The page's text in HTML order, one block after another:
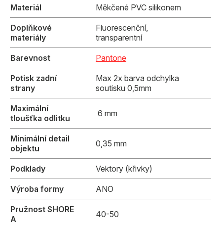
Materiál Měkčené PVC silikonem
Doplňkové
materiály
Fluorescenční,
transparentní
Barevnost Pantone
Potisk zadní
strany
Max 2x barva odchylka
soutisku 0,5mm
Maximální
tloušťka odlitku
6 mm
Minimální detail
objektu
0,35 mm
Podklady Vektory (křivky)
Výroba formy ANO
Pružnost SHORE
A
40-50